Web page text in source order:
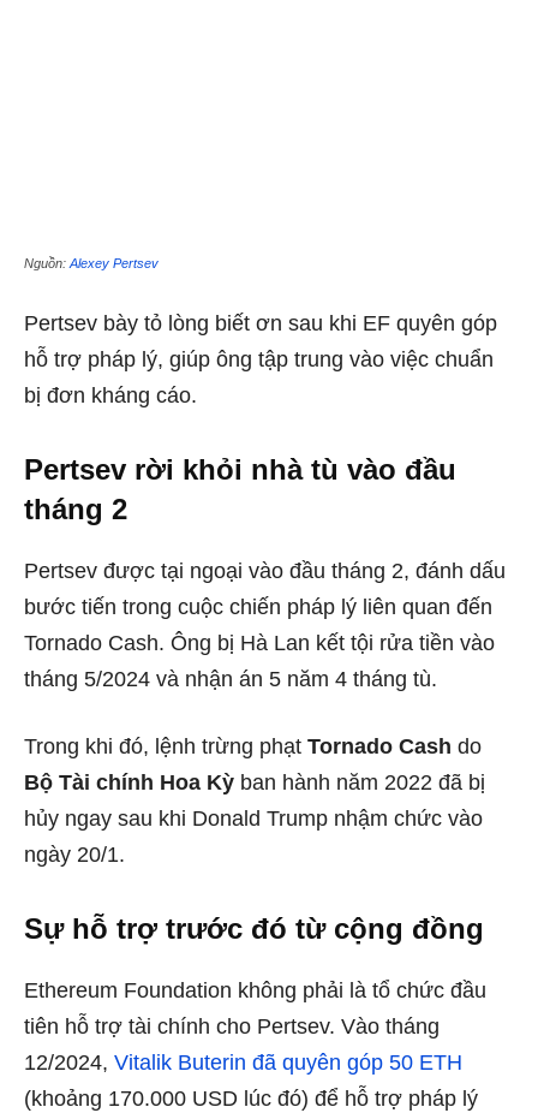
Nguồn:Alexey Pertsev
Pertsev bày tỏ lòng biết ơn sau khi EF quyên góp
hỗ trợ pháp lý, giúp ông tập trung vào việc chuẩn
bị đơn kháng cáo.
Pertsev rời khỏi nhà tù vào đầu
tháng 2
Pertsev được tại ngoại vào đầu tháng 2, đánh dấu
bước tiến trong cuộc chiến pháp lý liên quan đến
Tornado Cash. Ông bị Hà Lan kết tội rửa tiền vào
tháng 5/2024 và nhận án 5 năm 4 tháng tù.
Trong khi đó, lệnh trừng phạt Tornado Cash do
Bộ Tài chính Hoa Kỳ ban hành năm 2022 đã bị
hủy ngay sau khi Donald Trump nhậm chức vào
ngày 20/1.
Sự hỗ trợ trước đó từ cộng đồng
Ethereum Foundation không phải là tổ chức đầu
tiên hỗ trợ tài chính cho Pertsev. Vào tháng
12/2024, Vitalik Buterin đã quyên góp 50 ETH
(khoảng 170.000 USD lúc đó) để hỗ trợ pháp lý